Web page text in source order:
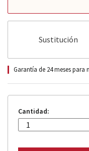
Sustitución
Garantía de 24 meses para
Cantidad: